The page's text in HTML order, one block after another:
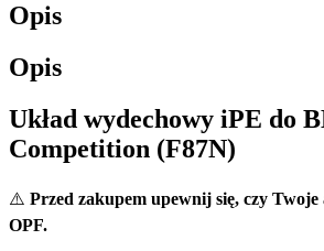
Opis
Opis
Układ wydechowy iPE do
Competition (F87N)
⚠️ Przed zakupem upewnij się, czy Twoje
OPF.